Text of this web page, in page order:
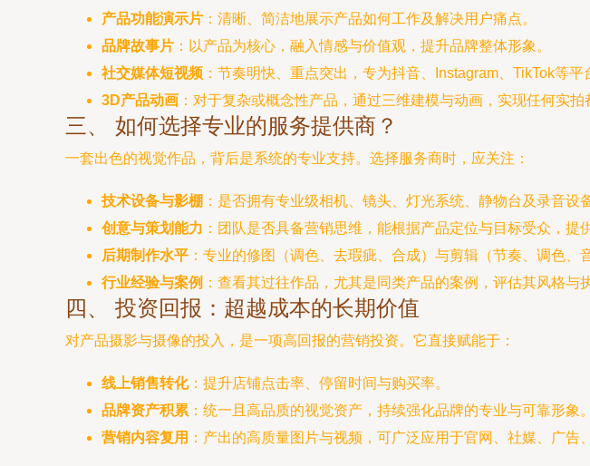
产品功能演示片 ：清晰、简洁地展示产品如何工作及解决用户痛点。
品牌故事片 ：以产品为核心，融入情感与价值观，提升品牌整体形象。
社交媒体短视频 ：节奏明快、重点突出，专为抖音、Instagram、TikTok等
3D产品动画 ：对于复杂或概念性产品，通过三维建模与动画，实现任何实拍
三、 如何选择专业的服务提供商？
一套出色的视觉作品，背后是系统的专业支持。选择服务商时，应关注：
技术设备与影棚 ：是否拥有专业级相机、镜头、灯光系统、静物台及录音设
创意与策划能力 ：团队是否具备营销思维，能根据产品定位与目标受众，提
后期制作水平 ：专业的修图（调色、去瑕疵、合成）与剪辑（节奏、调色、
行业经验与案例 ：查看其过往作品，尤其是同类产品的案例，评估其风格与
四、 投资回报：超越成本的长期价值
对产品摄影与摄像的投入，是一项高回报的营销投资。它直接赋能于：
线上销售转化：提升店铺点击率、停留时间与购买率。
品牌资产积累 ：统一且高品质的视觉资产，持续强化品牌的专业与可靠形象。
营销内容复用 ：产出的高质量图片与视频，可广泛应用于官网、社媒、广告